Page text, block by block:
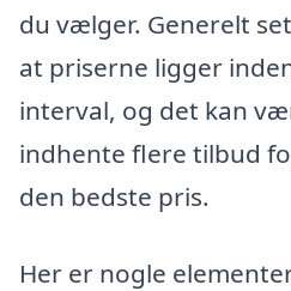
du vælger. Generelt
at priserne ligger
interval, og det kan
indhente flere tilbud
den bedste pris.
Her er nogle